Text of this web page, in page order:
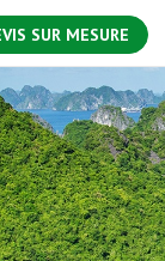
SUR MESURE